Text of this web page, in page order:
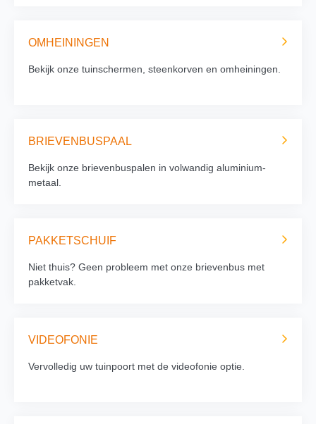
OMHEININGEN
Bekijk onze tuinschermen, steenkorven en omheiningen.
BRIEVENBUSPAAL
Bekijk onze brievenbuspalen in volwandig aluminium-
metaal.
PAKKETSCHUIF
Niet thuis? Geen probleem met onze brievenbus met
pakketvak.
VIDEOFONIE
Vervolledig uw tuinpoort met de videofonie optie.